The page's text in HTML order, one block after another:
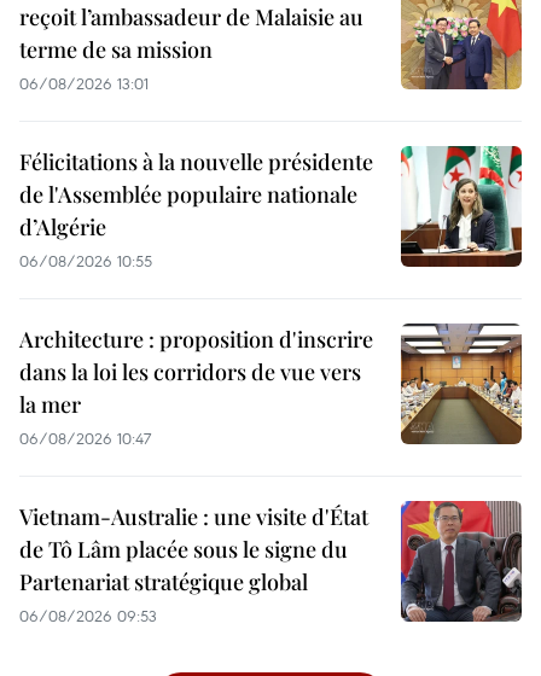
reçoit l’ambassadeur de Malaisie au
terme de sa mission
06/08/2026 13:01
Félicitations à la nouvelle présidente
de l'Assemblée populaire nationale
d’Algérie
06/08/2026 10:55
Architecture : proposition d'inscrire
dans la loi les corridors de vue vers
la mer
06/08/2026 10:47
Vietnam-Australie : une visite d'État
de Tô Lâm placée sous le signe du
Partenariat stratégique global
06/08/2026 09:53